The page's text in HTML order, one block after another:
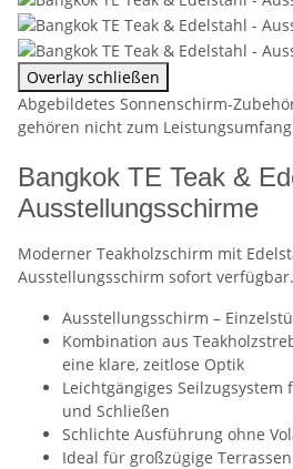
Overlay schließen
Abgebildetes Sonnenschirm-
gehören nicht zum
Bangkok TE Teak &
Ausstellungsschirme
Moderner Teakholzschirm mit
Ausstellungsschirm sofort verfügbar.
Ausstellungsschirm –
Kombination aus
eine klare, zeitlose Optik
Leichtgängiges
und Schließen
Schlichte Ausführung ohne
Ideal für großzügige